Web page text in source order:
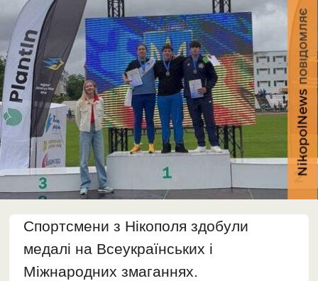
Спортсмени з Нікополя здобули
медалі на Всеукраїнських і
Міжнародних змаганнях.